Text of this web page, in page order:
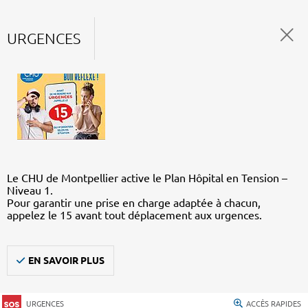
URGENCES
Le CHU de Montpellier active le Plan Hôpital en Tension –
Niveau 1.
Pour garantir une prise en charge adaptée à chacun,
appelez le 15 avant tout déplacement aux urgences.
EN SAVOIR PLUS
URGENCES ACCÈS RAPIDES